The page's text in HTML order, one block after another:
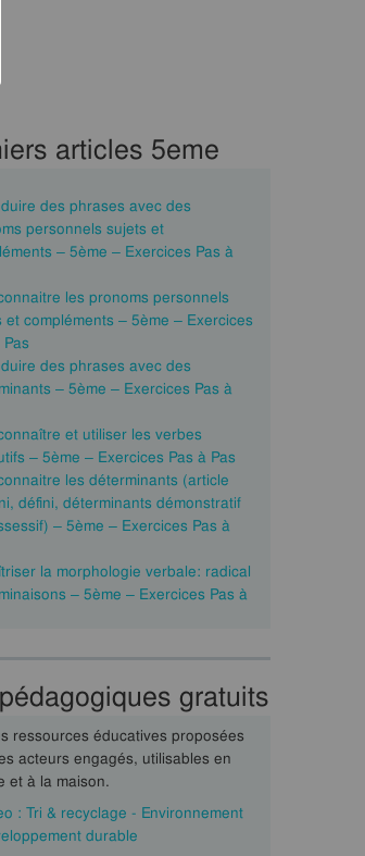
articles 5eme
des phrases avec des
personnels sujets et
– 5ème – Exercices Pas à
les pronoms personnels
et compléments – 5ème – Exercices
Pas
des phrases avec des
– 5ème – Exercices Pas à
et utiliser les verbes
– 5ème – Exercices Pas à Pas
les déterminants (article
défini, déterminants démonstratif
– 5ème – Exercices Pas à
la morphologie verbale: radical
– 5ème – Exercices Pas à
gratuits
ressources éducatives proposées
acteurs engagés, utilisables en
et à la maison.
: Tri & recyclage - Environnement
durable